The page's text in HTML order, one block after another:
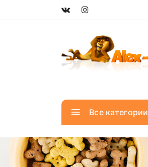
Все категории